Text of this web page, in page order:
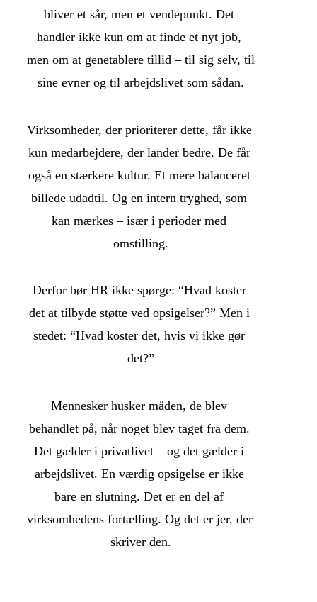
bliver et sår, men et vendepunkt. Det
handler ikke kun om at finde et nyt job,
men om at genetablere tillid – til sig selv, til
sine evner og til arbejdslivet som sådan.
Virksomheder, der prioriterer dette, får ikke
kun medarbejdere, der lander bedre. De får
også en stærkere kultur. Et mere balanceret
billede udadtil. Og en intern tryghed, som
kan mærkes – især i perioder med
omstilling.
Derfor bør HR ikke spørge: “Hvad koster
det at tilbyde støtte ved opsigelser?” Men i
stedet: “Hvad koster det, hvis vi ikke gør
det?”
Mennesker husker måden, de blev
behandlet på, når noget blev taget fra dem.
Det gælder i privatlivet – og det gælder i
arbejdslivet. En værdig opsigelse er ikke
bare en slutning. Det er en del af
virksomhedens fortælling. Og det er jer, der
skriver den.